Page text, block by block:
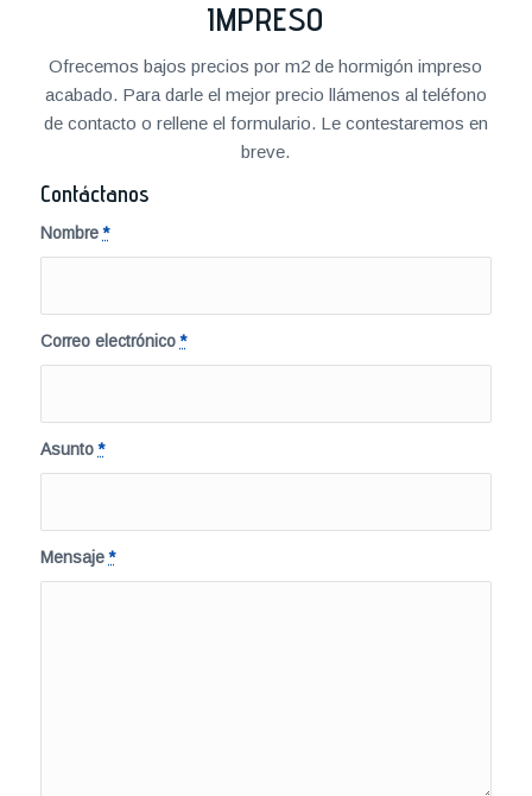
IMPRESO
Ofrecemos bajos precios por m2 de hormigón impreso
acabado. Para darle el mejor precio llámenos al teléfono
de contacto o rellene el formulario. Le contestaremos en
breve.
Contáctanos
Nombre*
Correo electrónico*
Asunto*
Mensaje*